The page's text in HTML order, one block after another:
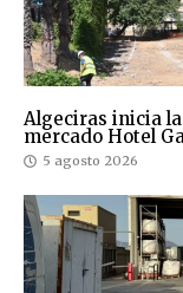
Algeciras inicia
mercado Hotel
5 agosto 2026